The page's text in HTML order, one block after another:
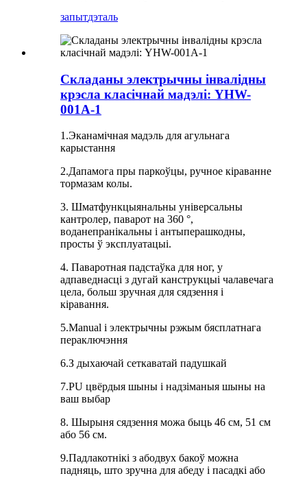
запытдэталь
Складаны электрычны інвалідны
крэсла класічнай мадэлі: YHW-
001A-1
1.Эканамічная мадэль для агульнага
карыстання
2.Дапамога пры паркоўцы, ручное кіраванне
тормазам колы.
3. Шматфункцыянальны універсальны
кантролер, паварот на 360 °,
воданепранікальны і антыперашкодны,
просты ў эксплуатацыі.
4. Паваротная падстаўка для ног, у
адпаведнасці з дугай канструкцыі чалавечага
цела, больш зручная для сядзення і
кіравання.
5.Manual і электрычны рэжым бясплатнага
пераключэння
6.З дыхаючай сеткаватай падушкай
7.PU цвёрдыя шыны і надзіманыя шыны на
ваш выбар
8. Шырыня сядзення можа быць 46 см, 51 см
або 56 см.
9.Падлакотнікі з абодвух бакоў можна
падняць, што зручна для абеду і пасадкі або